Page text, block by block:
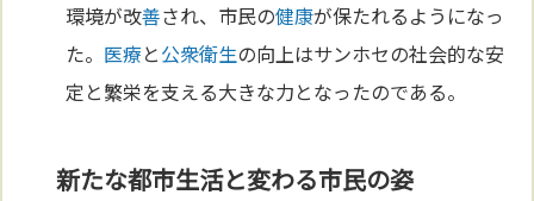
環境が改善され、市民の健康が保たれるようになっ
た。 医療と公衆衛生の向上はサンホセの社会的な安
定と繁栄を支える大きな力となったのである。
新たな都市生活と変わる市民の姿